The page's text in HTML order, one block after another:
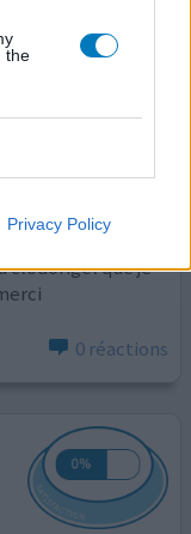
the
Privacy Policy
goût c’est dans
clodorigel que je
0 réactions